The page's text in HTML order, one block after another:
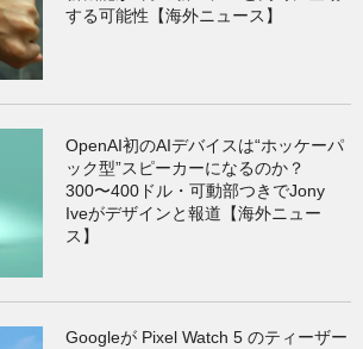
する可能性【海外ニュース】
OpenAI初のAIデバイスは“ホッケーパ
ック型”スピーカーになるのか？
300〜400ドル・可動部つきでJony
Iveがデザインと報道【海外ニュー
ス】
Googleが Pixel Watch 5 のティーザー